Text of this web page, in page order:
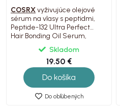
COSRXvyživujúce olejové
sérum na vlasy s peptidmi,
Peptide-132 Ultra Perfect
Hair Bonding Oil Serum,
Skladom
19.50 €
Do košíka
Do obľúbených